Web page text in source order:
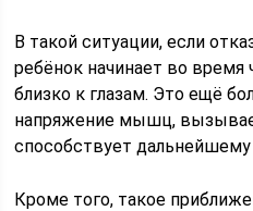
В такой ситуации, если
ребёнок начинает во время
близко к глазам. Это ещё
напряжение мышц,
способствует
Кроме того, такое